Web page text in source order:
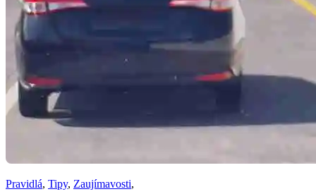
Pravidlá, Tipy, Zaujímavosti,